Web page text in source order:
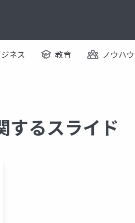
ネス 教育 ノウハウ
するスライド